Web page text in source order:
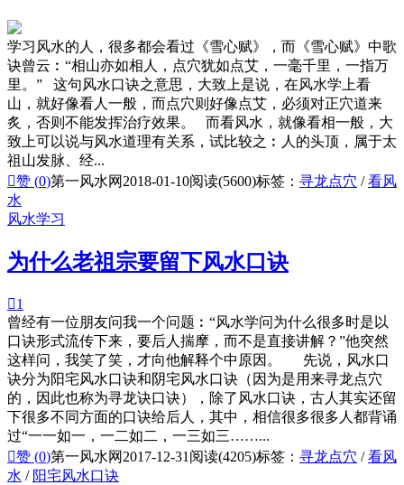
学习风水的人，很多都会看过《雪心赋》，而《雪心赋》中歌
诀曾云︰“相山亦如相人，点穴犹如点艾，一毫千里，一指万
里。” 这句风水口诀之意思，大致上是说，在风水学上看
山，就好像看人一般，而点穴则好像点艾，必须对正穴道来
炙，否则不能发挥治疗效果。 而看风水，就像看相一般，大
致上可以说与风水道理有关系，试比较之︰人的头顶，属于太
祖山发脉、经...
赞 (0)第一风水网 2018-01-10阅读(5600)标签： 寻龙点穴 /看风
水
风水学习
为什么老祖宗要留下风水口诀
1
曾经有一位朋友问我一个问题︰“风水学问为什么很多时是以
口诀形式流传下来，要后人揣摩，而不是直接讲解？”他突然
这样问，我笑了笑，才向他解释个中原因。 先说，风水口
诀分为阳宅风水口诀和阴宅风水口诀（因为是用来寻龙点穴
的，因此也称为寻龙诀口诀），除了风水口诀，古人其实还留
下很多不同方面的口诀给后人，其中，相信很多很多人都背诵
过“一一如一，一二如二，一三如三……...
赞 (0)第一风水网2017-12-31阅读(4205)标签： 寻龙点穴 /看风
水 / 阳宅风水口诀